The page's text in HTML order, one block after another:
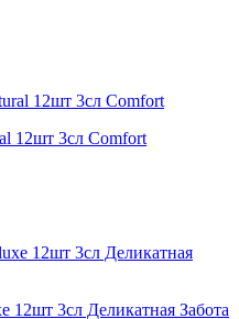
12шт 3сл Comfort
12шт 3сл Деликатная Забота